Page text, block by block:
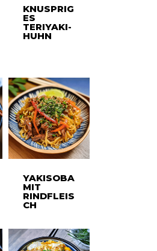
KNUSPRIG
ES
TERIYAKI-
HUHN
YAKISOBA
MIT
RINDFLEIS
CH